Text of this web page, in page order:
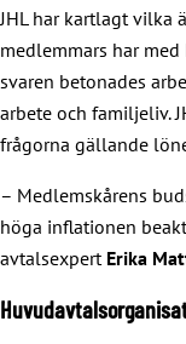
JHL har kartlagt vilka
medlemmars har
svaren betonades
arbete och familjeliv.
frågorna gällande
– Medlemskårens
höga inflationen
avtalsexpert Erika